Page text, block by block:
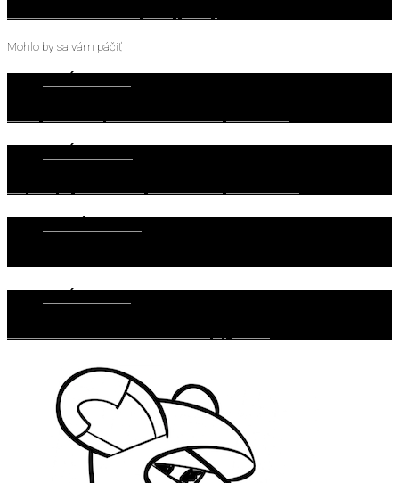
Mohlo by sa vám páčiť